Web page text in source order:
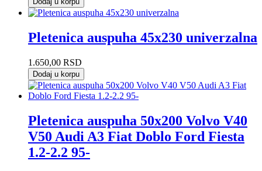
Pletenica auspuha 45x230 univerzalna
1.650,00 RSD
Dodaj u korpu
Pletenica auspuha 50x200 Volvo V40
V50 Audi A3 Fiat Doblo Ford Fiesta
1.2-2.2 95-